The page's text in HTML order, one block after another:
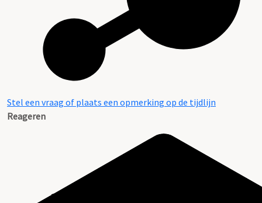
Stel een vraag of plaats een opmerking op de tijdlijn
Reageren